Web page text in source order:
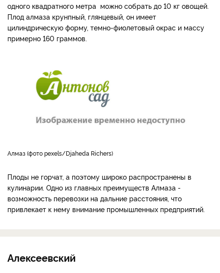
одного квадратного метра можно собрать до 10 кг овощей.
Плод алмаза крунпный, глянцевый, он имеет
цилиндрическую форму, темно-фиолетовый окрас и массу
примерно 160 граммов.
Алмаз (фото pexels/Djaheda Richers)
Плоды не горчат, а поэтому широко распространены в
кулинарии. Одно из главных преимуществ Алмаза -
возможность перевозки на дальние расстояния, что
привлекает к нему внимание промышленных предприятий.
Алексеевский